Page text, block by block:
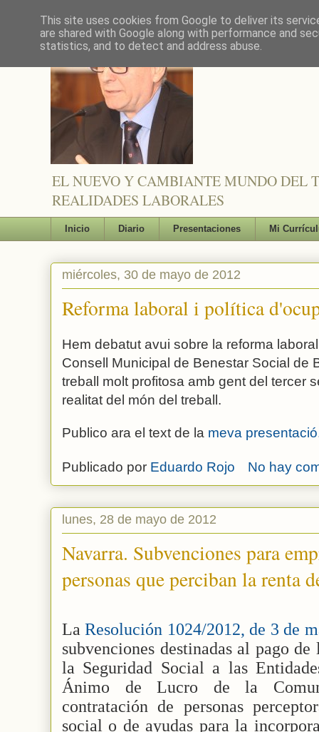
EL NUEVO Y CAMBIANTE MUNDO DEL
REALIDADES LABORALES
Inicio Diario Presentaciones Mi
miércoles, 30 de mayo de 2012
Reforma laboral i política
Hem debatut avui sobre la reforma
Consell Municipal de Benestar Social de
treball molt profitosa amb gent del tercer
realitat del món del treball.
Publico ara el text de la meva
Publicado por Eduardo Rojo No hay
lunes, 28 de mayo de 2012
Navarra. Subvenciones para
personas que perciban la renta
LaResolución 1024/2012, de 3 de
subvenciones destinadas al pago
la Seguridad Social a las
Ánimo de Lucro de la
contratación de personas
social o de ayudas para la
This site uses cookies from Google to deliver its
are shared with Google along with performance and
statistics, and to detect and address abuse.